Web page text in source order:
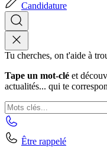
Candidature
Tu cherches, on t'aide à
Tape un mot-clé et
actualités... qui te
Être rappelé